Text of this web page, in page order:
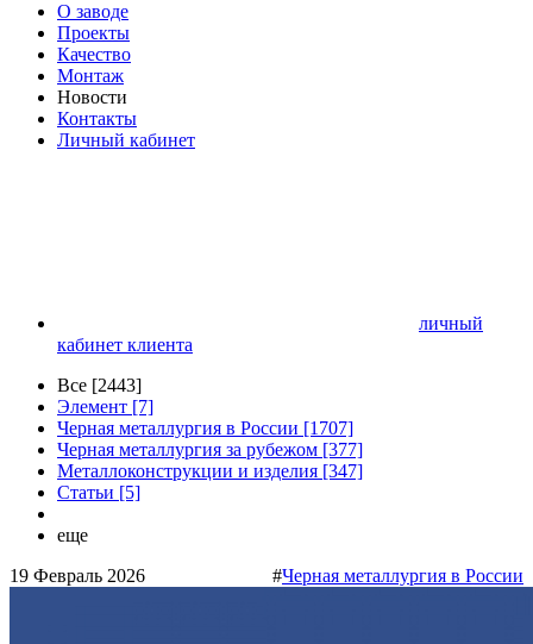
О заводе
Проекты
Качество
Монтаж
Новости
Контакты
Личный кабинет
личный
кабинет клиента
Все [2443]
Элемент [7]
Черная металлургия в России [1707]
Черная металлургия за рубежом [377]
Металлоконструкции и изделия [347]
Статьи [5]
еще
19 Февраль 2026
#Черная металлургия в России